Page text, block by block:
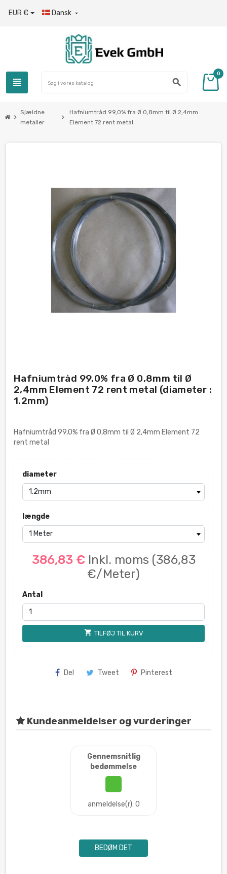
EUR € Dansk 
view_headline search
0
chevron_right
Sjældne
metaller
chevron_right
Hafniumtråd 99,0% fra Ø 0,8mm til Ø 2,4mm
Element 72 rent metal
Hafniumtråd 99,0% fra Ø 0,8mm til Ø
2,4mm Element 72 rent metal (diameter :
1.2mm)
Hafniumtråd 99,0% fra Ø 0,8mm til Ø 2,4mm Element 72
rent metal
diameter
længde
386,83 € Inkl. moms (386,83
€/Meter)
Antal
shopping_cart TILFØJ TIL KURV
Del Tweet Pinterest
Kundeanmeldelser og vurderinger
Gennemsnitlig
bedømmelse
anmeldelse(r): 0
BEDØM DET